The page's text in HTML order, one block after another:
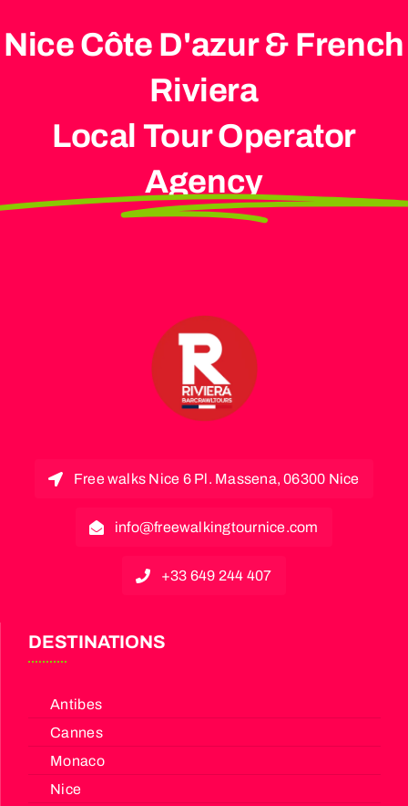
Nice Côte D'azur & French
Riviera
Local Tour Operator
Agency
Free walks Nice 6 Pl. Massena, 06300 Nice
info@freewalkingtournice.com
+33 649 244 407
DESTINATIONS
Antibes
Cannes
Monaco
Nice